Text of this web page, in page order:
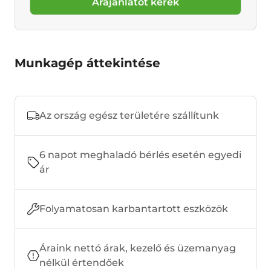
Munkagép áttekintése
Az ország egész területére szállítunk
6 napot meghaladó bérlés esetén egyedi
ár
Folyamatosan karbantartott eszközök
Áraink nettó árak, kezelő és üzemanyag
nélkül értendőek